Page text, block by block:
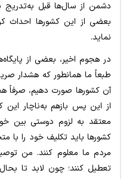
دشمن از سال‌ها قبل به‌تدریج
بعضی از این کشورها احداث
نماید.
در هجوم اخیر، بعضی از
طبعاً ما همانطور که هشدار
آن کشورها صورت دهیم، صرفاً
از این پس بازهم به‌ناچار این
معتقد به لزوم دوستی بین
کشورها باید تکلیف خود را با
مردم ما معلوم کنند. من
تعطیل کنند؛ چون لابد تا